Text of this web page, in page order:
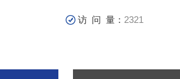
访 问 量： 2321